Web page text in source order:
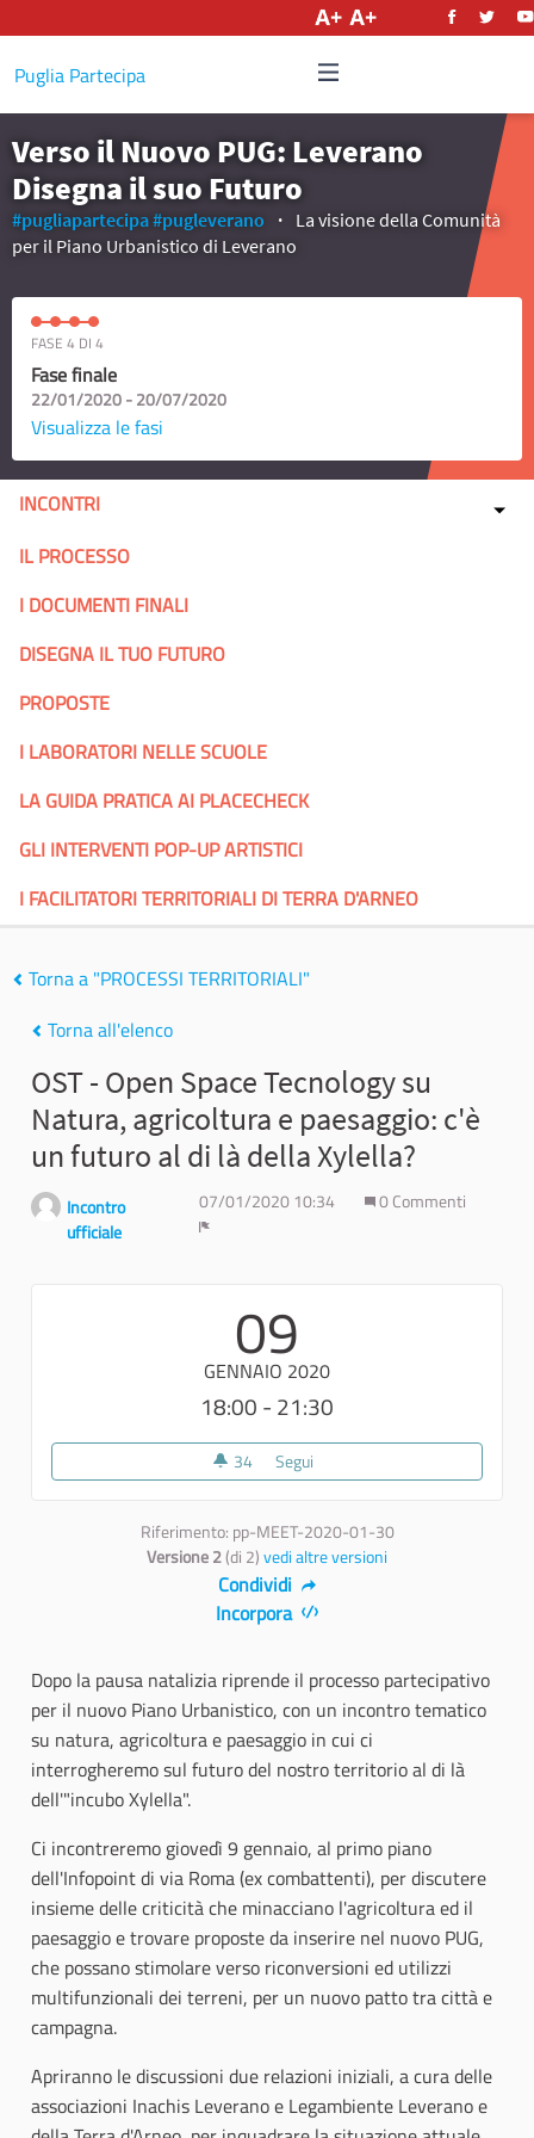
Puglia Partecipa
Verso il Nuovo PUG: Leverano
Disegna il suo Futuro
#pugliapartecipa#pugleverano
La visione della Comunità
per il Piano Urbanistico di Leverano
FASE 4 DI 4
Fase finale
22/01/2020 - 20/07/2020
Visualizza le fasi
INCONTRI
IL PROCESSO
I DOCUMENTI FINALI
DISEGNA IL TUO FUTURO
PROPOSTE
I LABORATORI NELLE SCUOLE
LA GUIDA PRATICA AI PLACECHECK
GLI INTERVENTI POP-UP ARTISTICI
I FACILITATORI TERRITORIALI DI TERRA D'ARNEO
Torna a "PROCESSI TERRITORIALI"
Torna all'elenco
OST - Open Space Tecnology su
Natura, agricoltura e paesaggio: c'è
un futuro al di là della Xylella?
Incontro
ufficiale
07/01/2020 10:34
0 Commenti
09
GENNAIO 2020
18:00 - 21:30
34 34 sostenitori
Segui
Riferimento: pp-MEET-2020-01-30
Versione 2(di 2)vedi altre versioni
Condividi
Incorpora
Dopo la pausa natalizia riprende il processo partecipativo
per il nuovo Piano Urbanistico, con un incontro tematico
su natura, agricoltura e paesaggio in cui ci
interrogheremo sul futuro del nostro territorio al di là
dell'"incubo Xylella".
Ci incontreremo giovedì 9 gennaio, al primo piano
dell'Infopoint di via Roma (ex combattenti), per discutere
insieme delle criticità che minacciano l'agricoltura ed il
paesaggio e trovare proposte da inserire nel nuovo PUG,
che possano stimolare verso riconversioni ed utilizzi
multifunzionali dei terreni, per un nuovo patto tra città e
campagna.
Apriranno le discussioni due relazioni iniziali, a cura delle
associazioni Inachis Leverano e Legambiente Leverano e